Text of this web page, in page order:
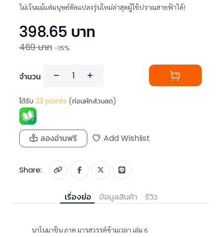
ไม่เว้นแม้แต่มนุษย์ดัดแปลงรุ่นใหม่ล่าสุดผู้ใช้ปราณสายฟ้าได้!
398.65 บาท
469บาท -15%
จำนวน
ได้รับ 23 points (ก่อนหักส่วนลด)
ลองอ่านฟรี Add Wishlist
Share:
เรื่องย่อ ข้อมูลสินค้า รีวิว
นาโนมาชิน ภาค มารสวรรค์ข้ามเวลา เล่ม 6